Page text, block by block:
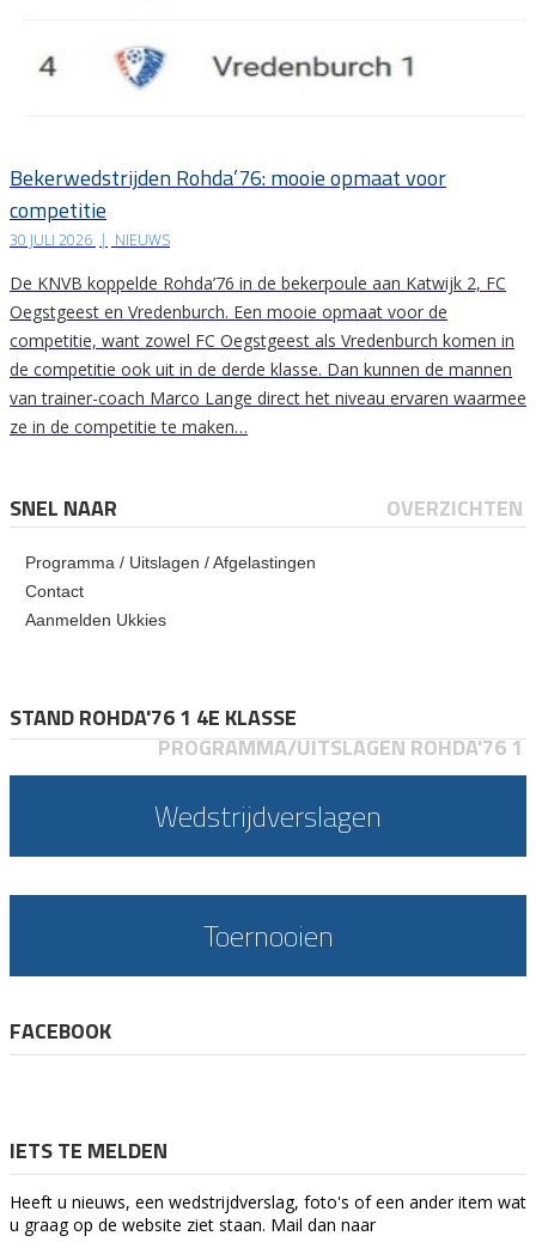
Bekerwedstrijden Rohda’76: mooie opmaat voor
competitie
30 JULI 2026 | NIEUWS
De KNVB koppelde Rohda’76 in de bekerpoule aan Katwijk 2, FC
Oegstgeest en Vredenburch. Een mooie opmaat voor de
competitie, want zowel FC Oegstgeest als Vredenburch komen in
de competitie ook uit in de derde klasse. Dan kunnen de mannen
van trainer-coach Marco Lange direct het niveau ervaren waarmee
ze in de competitie te maken…
SNEL NAAR OVERZICHTEN
Programma / Uitslagen / Afgelastingen
Contact
Aanmelden Ukkies
STAND ROHDA'76 1 4E KLASSE
PROGRAMMA/UITSLAGEN ROHDA'76 1
Wedstrijdverslagen
Toernooien
FACEBOOK
IETS TE MELDEN
Heeft u nieuws, een wedstrijdverslag, foto's of een ander item wat
u graag op de website ziet staan. Mail dan naar